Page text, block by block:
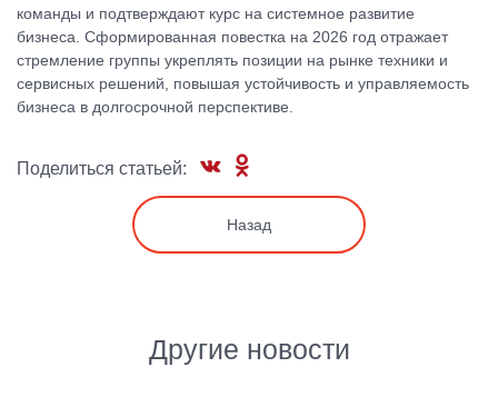
команды и подтверждают курс на системное развитие
бизнеса. Сформированная повестка на 2026 год отражает
стремление группы укреплять позиции на рынке техники и
сервисных решений, повышая устойчивость и управляемость
бизнеса в долгосрочной перспективе.
Назад
Поделиться статьей:
Другие новости